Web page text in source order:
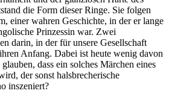
die Form dieser Ringe. Sie folgen
einer wahren Geschichte, in der er lange
Prinzessin war. Zwei
darin, in der für unsere Gesellschaft
Anfang. Dabei ist heute wenig davon
dass ein solches Märchen eines
der sonst halsbrecherische
inszeniert?